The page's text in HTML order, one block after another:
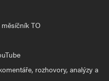
TO
rozhovory, analýzy a